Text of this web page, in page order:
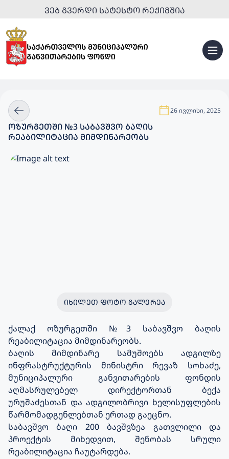
ᲕᲔᲑ ᲒᲕᲔᲠᲓᲘ ᲡᲐᲢᲔᲡᲢᲝ ᲠᲔᲟᲘᲛᲨᲘᲐ
26 ივლისი, 2025
ᲝᲖᲣᲠᲒᲔᲗᲨᲘ №3 ᲡᲐᲑᲐᲕᲨᲕᲝ ᲑᲐᲦᲘᲡ
ᲠᲔᲐᲑᲘᲚᲘᲢᲐᲪᲘᲐ ᲛᲘᲛᲓᲘᲜᲐᲠᲔᲝᲑᲡ
ᲘᲮᲘᲚᲔᲗ ᲤᲝᲢᲝ ᲒᲐᲚᲔᲠᲔᲐ
ქალაქ ოზურგეთში №3 საბავშვო ბაღის
რეაბილიტაცია მიმდინარეობს.
ბაღის მიმდინარე სამუშოებს ადგილზე
ინფრასტრუქტურის მინისტრი რევაზ სოხაძე,
მუნიციპალური განვითარების ფონდის
აღმასრულებელ დირექტორთან ბექა
ურუშაძესთან და ადგილობრივი ხელისუფლების
წარმომადგენლებთან ერთად გაეცნო.
საბავშვო ბაღი 200 ბავშვზეა გათვლილი და
პროექტის მიხედვით, შენობას სრული
რეაბილიტაცია ჩაუტარდება.